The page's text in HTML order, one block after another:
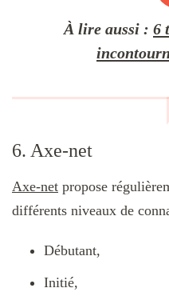
À lire aussi : 6
6. Axe-net
Axe-net propose
différents niveaux de
Débutant,
Initié,